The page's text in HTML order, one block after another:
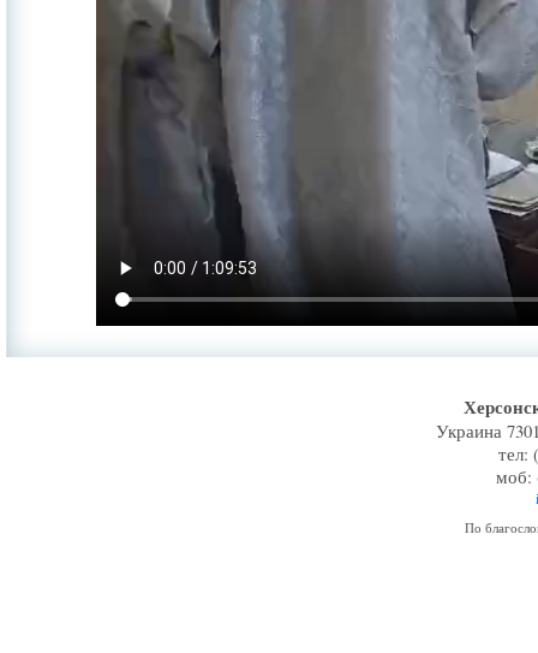
Украина
тел:
моб:
По